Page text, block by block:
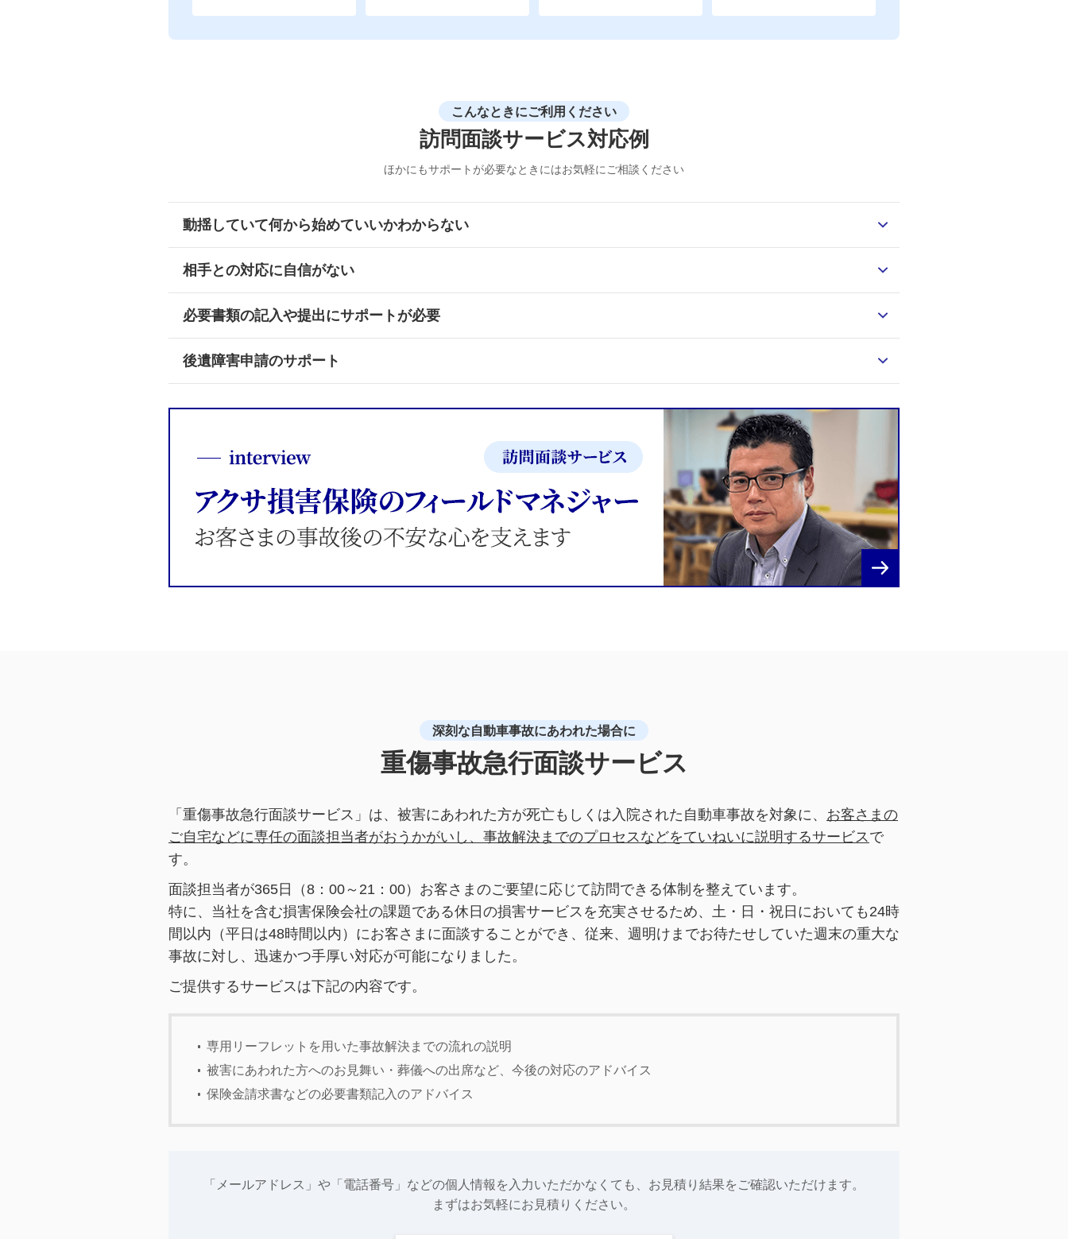
こんなときにご利用ください
訪問面談サービス対応例
ほかにもサポートが必要なときにはお気軽にご相談ください
動揺していて何から始めていいかわからない​
相手との対応に自信がない​
必要書類の記入や提出にサポートが必要
後遺障害申請のサポート
深刻な自動車事故にあわれた場合に
重傷事故急行面談サービス
「重傷事故急行面談サービス」は、被害にあわれた方が死亡もしくは入院された自動車事故を対象に、 お客さまの
ご自宅などに専任の面談担当者がおうかがいし、 事故解決までのプロセスなどをていねいに説明するサービスで
す。
面談担当者が365日（8：00～21：00）お客さまのご要望に応じて訪問できる体制を整えています。
特に、当社を含む損害保険会社の課題である休日の損害サービスを充実させるため、土・日・祝日においても24時
間以内（平日は48時間以内）にお客さまに面談することができ、従来、週明けまでお待たせしていた週末の重大な
事故に対し、迅速かつ手厚い対応が可能になりました。
ご提供するサービスは下記の内容です。
専用リーフレットを用いた事故解決までの流れの説明
被害にあわれた方へのお見舞い・葬儀への出席など、今後の対応のアドバイス
保険金請求書などの必要書類記入のアドバイス
「メールアドレス」や「電話番号」などの個人情報を入力いただかなくても、お見積り結果をご確認いただけます。
まずはお気軽にお見積りください。